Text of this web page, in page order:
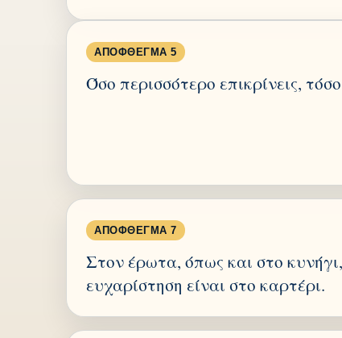
ΑΠΌΦΘΕΓΜΑ 5
Όσο περισσότερο επικρίνεις,
ΑΠΌΦΘΕΓΜΑ 7
Στον έρωτα, όπως και στο
ευχαρίστηση είναι στο καρτέρι.